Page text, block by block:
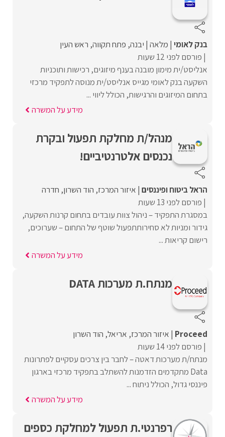
בנק לאומי מלאה יבנה פתח תקווה ראש העין
פורסם לפני 12 שעות
אנליסט/ית מימון מובנה בענף מיזוגים, רכישות ותוכניות
השקעה בנק לאומי מגייס אנליסט/ית מנוסה לתפקיד מרכזי
בתחום המיזוגים והרגישות, הכולל ליווי ...
מידע על המשרה
מנהל/ת מחלקת תפעול ובקרת
נכנסים אלטרנטיביים!
הראל ביטוח ופיננסים איזור המרכז הוד השרון חדרה
פורסם לפני 13 שעות
במסגרת התפקיד – ניהול צוות עובדים בתחום קרנות השקעה,
גידור ומניות לא סחירותתפעול שוטף של התחום – שערוכים,
רישום קריאות ...
מידע על המשרה
מנתח.ת מערכות DATA
Proceed‏ איזור המרכז אריאל הוד השרון
פורסם לפני 14 שעות
מנתח/ת מערכות דאטה – לחבר בין צרכים עסקיים לפתרונות
Data מתקדמים הזדמנות להשתלב בתפקיד מרכזי בארגון
פיננסי גדול, הכולל ניתוח ...
מידע על המשרה
רפרנטי.ת תפעול למחלקת כספים